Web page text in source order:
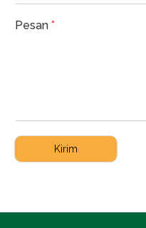
Pesan *
Kirim